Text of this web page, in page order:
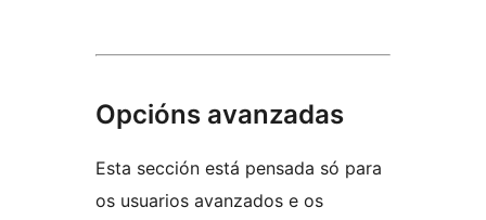
Opcións avanzadas
Esta sección está pensada só para
os usuarios avanzados e os